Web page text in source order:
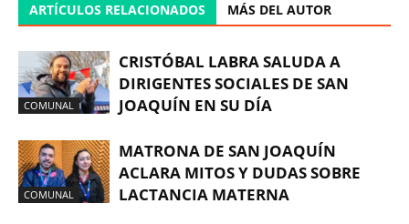
ARTÍCULOS RELACIONADOS MÁS DEL AUTOR
COMUNAL
CRISTÓBAL LABRA SALUDA A
DIRIGENTES SOCIALES DE SAN
JOAQUÍN EN SU DÍA
COMUNAL
MATRONA DE SAN JOAQUÍN
ACLARA MITOS Y DUDAS SOBRE
LACTANCIA MATERNA